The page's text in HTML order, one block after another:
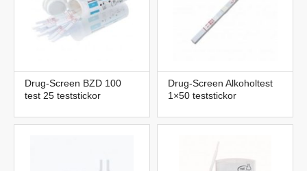
Drug-Screen BZD 100
test 25 teststickor
Drug-Screen Alkoholtest
1×50 teststickor